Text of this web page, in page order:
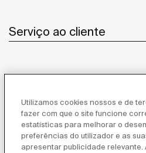
Serviço ao cliente
Inspiração
Utilizamos cookies nossos e de
fazer com que o site funcione
estatísticas para melhorar o
preferências do utilizador e as
apresentar publicidade relevante.